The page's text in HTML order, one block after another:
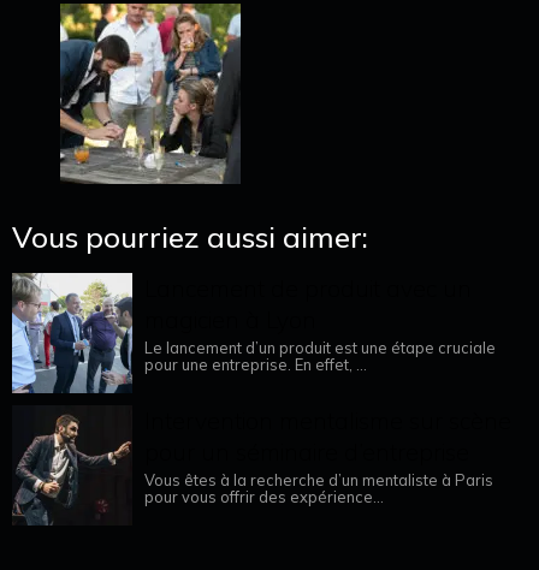
Vous pourriez aussi aimer:
Le lancement d’un produit est une étape cruciale
pour une entreprise. En effet, ...
Vous êtes à la recherche d’un mentaliste à Paris
pour vous offrir des expérience...